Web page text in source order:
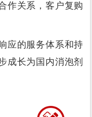
作关系，客户复购
的服务体系和持
成长为国内消泡剂